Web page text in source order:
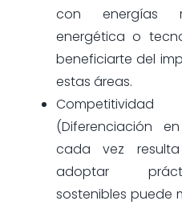
con energías
energética o
beneficiarte del
estas áreas.
(Diferenciación
cada vez resulta
adoptar
sostenibles puede